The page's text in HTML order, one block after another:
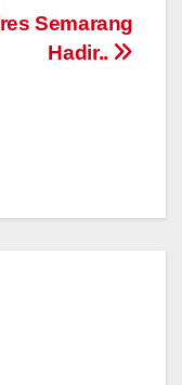
Semarang
Hadir..